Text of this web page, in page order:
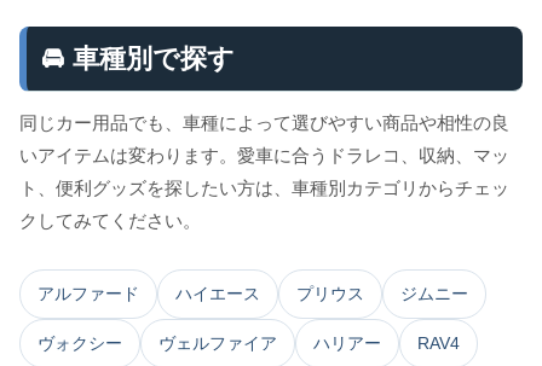
🚘 車種別で探す
同じカー用品でも、車種によって選びやすい商品や相性の良
いアイテムは変わります。愛車に合うドラレコ、収納、マッ
ト、便利グッズを探したい方は、車種別カテゴリからチェッ
クしてみてください。
アルファード ハイエース プリウス ジムニー
ヴォクシー ヴェルファイア ハリアー RAV4